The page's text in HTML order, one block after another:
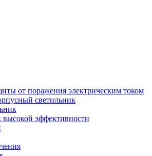
от поражения электрическим током
светильник
высокой эффективности